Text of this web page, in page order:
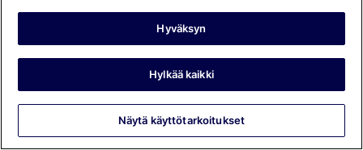
©2026 Expedia, Inc., Expedia Groupin yritys. Kaikki oikeudet
pidätetään. ebookers ja ebookersin logo ovat Expedia, Inc.:n
tavaramerkkejä tai rekisteröityjä tavaramerkkejä.
Hyväksyn
Hylkää kaikki
Näytä käyttötarkoitukset